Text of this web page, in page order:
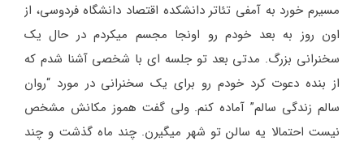
مسیرم خورد به آمفی تئاتر دانشکده اقتصاد دانشگاه فردوسی، از
اون روز به بعد خودم رو اونجا مجسم میکردم در حال یک
سخنرانی بزرگ. مدتی بعد تو جلسه ای با شخصی آشنا شدم که
از بنده دعوت کرد خودم رو برای یک سخنرانی در مورد “روان
سالم زندگی سالم” آماده کنم. ولی گفت هموز مکانش مشخص
نیست احتمالا یه سالن تو شهر میگیرن. چند ماه گذشت و چند